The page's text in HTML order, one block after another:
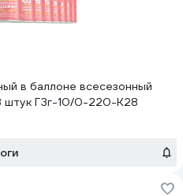
в баллоне всесезонный
штук ГЗг-10/0-220-К28